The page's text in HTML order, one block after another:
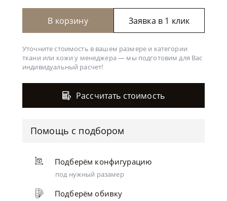
В корзину Заявка в 1 клик
Уточните стоимость в вашем размере и категории
ткани или кожи у менеджера — мы подготовим для Вас
индивидуальный расчет!
Рассчитать стоимость
Помощь с подбором
Подберём конфигурацию
под нужный разамер
Подберём обивку